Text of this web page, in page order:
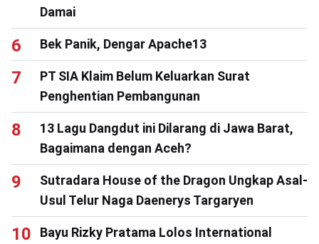
Damai
Bek Panik, Dengar Apache13
PT SIA Klaim Belum Keluarkan Surat
Penghentian Pembangunan
13 Lagu Dangdut ini Dilarang di Jawa Barat,
Bagaimana dengan Aceh?
Sutradara House of the Dragon Ungkap Asal-
Usul Telur Naga Daenerys Targaryen
Bayu Rizky Pratama Lolos International